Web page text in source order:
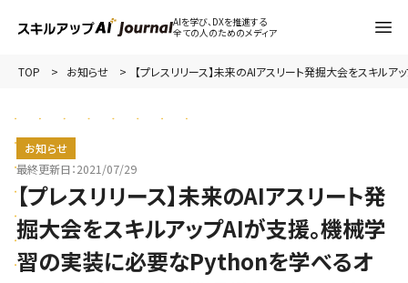
AIを学び、DXを推進する
全ての人のためのメディア
TOP お知らせ 【プレスリリース】未来のAIアスリート発掘大会をスキ
お知らせ
最終更新日：2021/07/29
【プレスリリース】未来のAIアスリート発
掘大会をスキルアップAIが支援。機械学
習の実装に必要なPythonを学べるオ